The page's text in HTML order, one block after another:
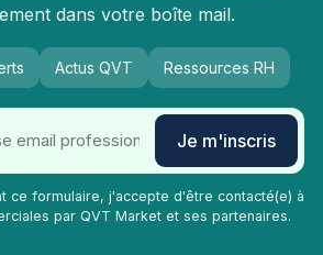
dans la QVT Gestion de carrière
valoriser le dossier
pour
qualité de vie au
dans votre boîte mail.
Actus QVT Ressources RH
Je m'inscris
ce formulaire, j'accepte d'être contacté(e) à
par QVT Market et ses partenaires.